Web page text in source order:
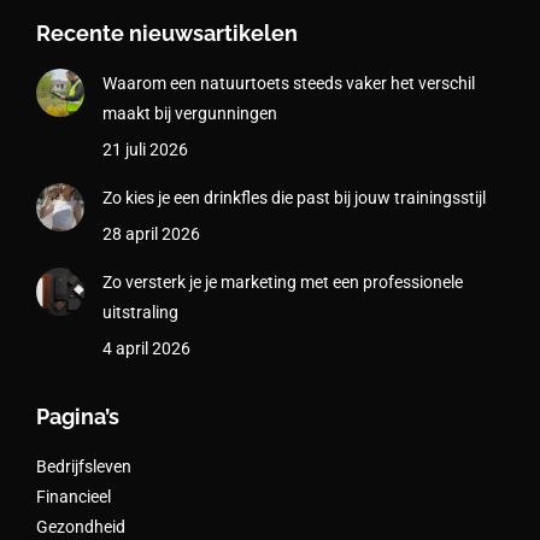
Recente nieuwsartikelen
Waarom een natuurtoets steeds vaker het verschil
maakt bij vergunningen
21 juli 2026
Zo kies je een drinkfles die past bij jouw trainingsstijl
28 april 2026
Zo versterk je je marketing met een professionele
uitstraling
4 april 2026
Pagina’s
Bedrijfsleven
Financieel
Gezondheid